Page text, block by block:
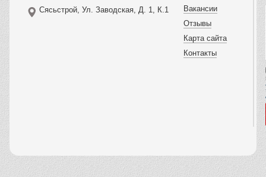
Сясьстрой, Ул. Заводская, Д. 1, К.1
Вакансии
Отзывы
Карта сайта
Контакты